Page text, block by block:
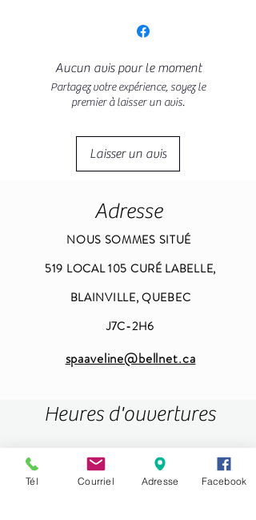
Aucun avis pour le moment
Partagez votre expérience, soyez le
premier à laisser un avis.
Laisser un avis
Adresse
NOUS SOMMES SITUÉ
519 LOCAL 105 CURÉ LABELLE,
BLAINVILLE, QUEBEC
J7C-2H6
spaaveline@bellnet.ca
Heures d'ouvertures
DIMANCHE -LUNDI FERMÉ -
Tél Courriel Adresse Facebook